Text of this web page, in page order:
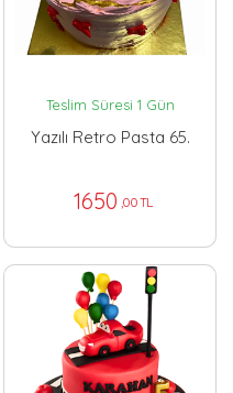
Teslim Süresi 1 Gün
Yazılı Retro Pasta 65.
1650 ,00 TL